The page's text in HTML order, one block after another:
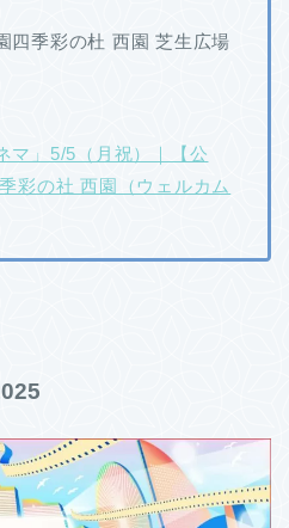
四季彩の杜 西園 芝生広場
マ」5/5（月祝）｜【公
彩の社 西園（ウェルカム